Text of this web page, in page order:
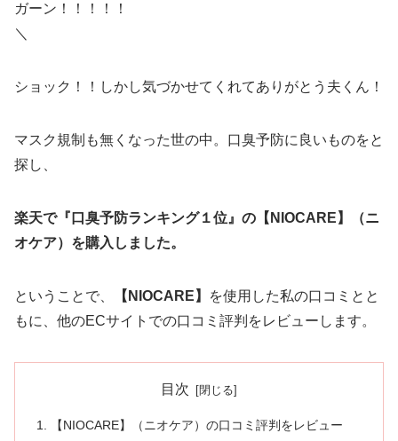
ガーン！！！！！
＼
ショック！！しかし気づかせてくれてありがとう夫くん！
マスク規制も無くなった世の中。口臭予防に良いものをと
探し、
楽天で『口臭予防ランキング１位』の【NIOCARE】（ニ
オケア）を購入しました。
ということで、 【NIOCARE】
を使用した私の口コミとと
もに、他のECサイトでの口コミ評判をレビューします。
目次
【NIOCARE】（ニオケア）の口コミ評判をレビュー